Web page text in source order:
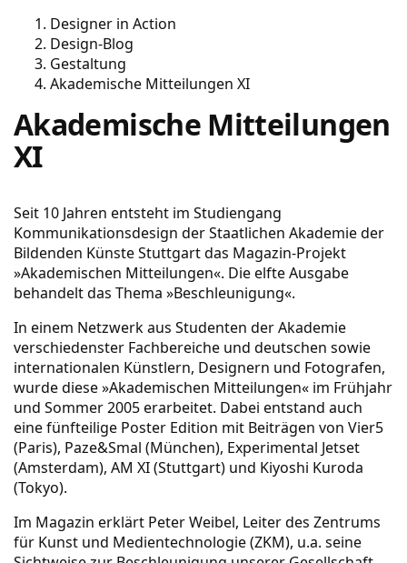
Designer in Action
Design-Blog
Gestaltung
Akademische Mitteilungen XI
Akademische Mitteilungen
XI
Seit 10 Jahren entsteht im Studiengang
Kommunikationsdesign der Staatlichen Akademie der
Bildenden Künste Stuttgart das Magazin-Projekt
»Akademischen Mitteilungen«. Die elfte Ausgabe
behandelt das Thema »Beschleunigung«.
In einem Netzwerk aus Studenten der Akademie
verschiedenster Fachbereiche und deutschen sowie
internationalen Künstlern, Designern und Fotografen,
wurde diese »Akademischen Mitteilungen« im Frühjahr
und Sommer 2005 erarbeitet. Dabei entstand auch
eine fünfteilige Poster Edition mit Beiträgen von Vier5
(Paris), Paze&Smal (München), Experimental Jetset
(Amsterdam), AM XI (Stuttgart) und Kiyoshi Kuroda
(Tokyo).
Im Magazin erklärt Peter Weibel, Leiter des Zentrums
für Kunst und Medientechnologie (ZKM), u.a. seine